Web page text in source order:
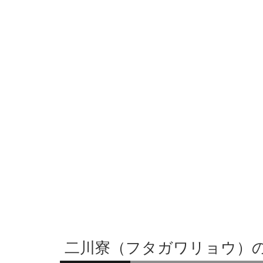
二川寮（フタガワリョウ）